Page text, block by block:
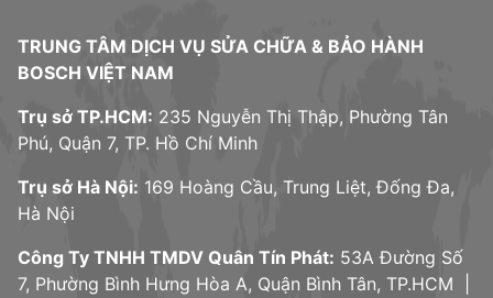
TRUNG TÂM DỊCH VỤ SỬA CHỮA & BẢO HÀNH
BOSCH VIỆT NAM
Trụ sở TP.HCM: 235 Nguyễn Thị Thập, Phường Tân
Phú, Quận 7, TP. Hồ Chí Minh
Trụ sở Hà Nội: 169 Hoàng Cầu, Trung Liệt, Đống Đa,
Hà Nội
Công Ty TNHH TMDV Quân Tín Phát: 53A Đường Số
7, Phường Bình Hưng Hòa A, Quận Bình Tân, TP.HCM |